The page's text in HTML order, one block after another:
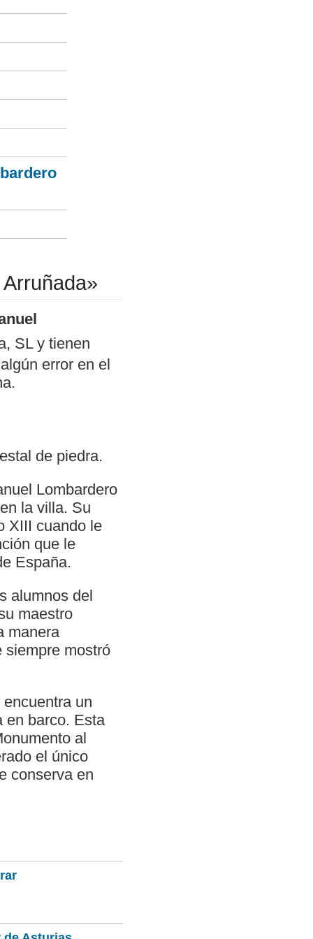
SL y tienen
error en el
de piedra.
Lombardero
la villa. Su
XIII cuando le
que le
España.
alumnos del
maestro
manera
siempre mostró
un
en barco. Esta
al
el único
conserva en